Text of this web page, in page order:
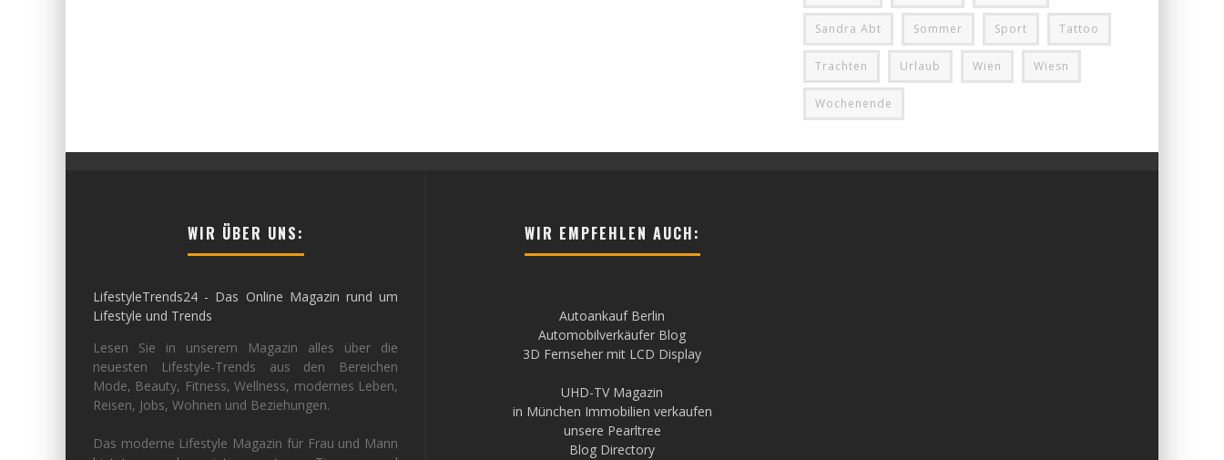
Sandra Abt Sommer Sport Tattoo
Trachten Urlaub Wien Wiesn
Wochenende
WIR ÜBER UNS:
LifestyleTrends24 - Das Online Magazin rund um
Lifestyle und Trends
Lesen Sie in unserem Magazin alles über die
neuesten Lifestyle-Trends aus den Bereichen
Mode, Beauty, Fitness, Wellness, modernes Leben,
Reisen, Jobs, Wohnen und Beziehungen.
Das moderne Lifestyle Magazin für Frau und Mann
WIR EMPFEHLEN AUCH:
Autoankauf Berlin
Automobilverkäufer Blog
3D Fernseher mit LCD Display
UHD-TV Magazin
in München Immobilien verkaufen
unsere Pearltree
Blog Directory